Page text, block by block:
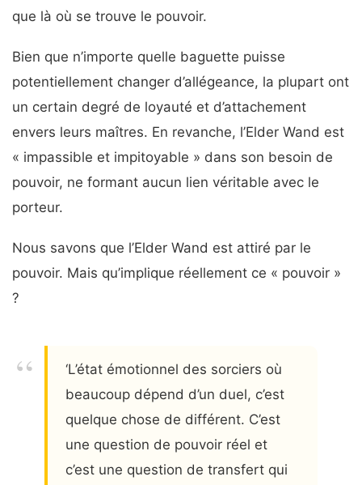
que là où se trouve le pouvoir.
Bien que n’importe quelle baguette puisse
potentiellement changer d’allégeance, la plupart ont
un certain degré de loyauté et d’attachement
envers leurs maîtres. En revanche, l’Elder Wand est
« impassible et impitoyable » dans son besoin de
pouvoir, ne formant aucun lien véritable avec le
porteur.
Nous savons que l’Elder Wand est attiré par le
pouvoir. Mais qu’implique réellement ce « pouvoir »
?
‘L’état émotionnel des sorciers où
beaucoup dépend d’un duel, c’est
quelque chose de différent. C’est
une question de pouvoir réel et
c’est une question de transfert qui